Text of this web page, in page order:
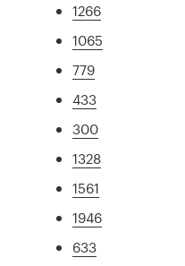
1266
1065
779
433
300
1328
1561
1946
633